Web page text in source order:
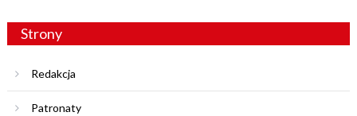
Strony
Redakcja
Patronaty